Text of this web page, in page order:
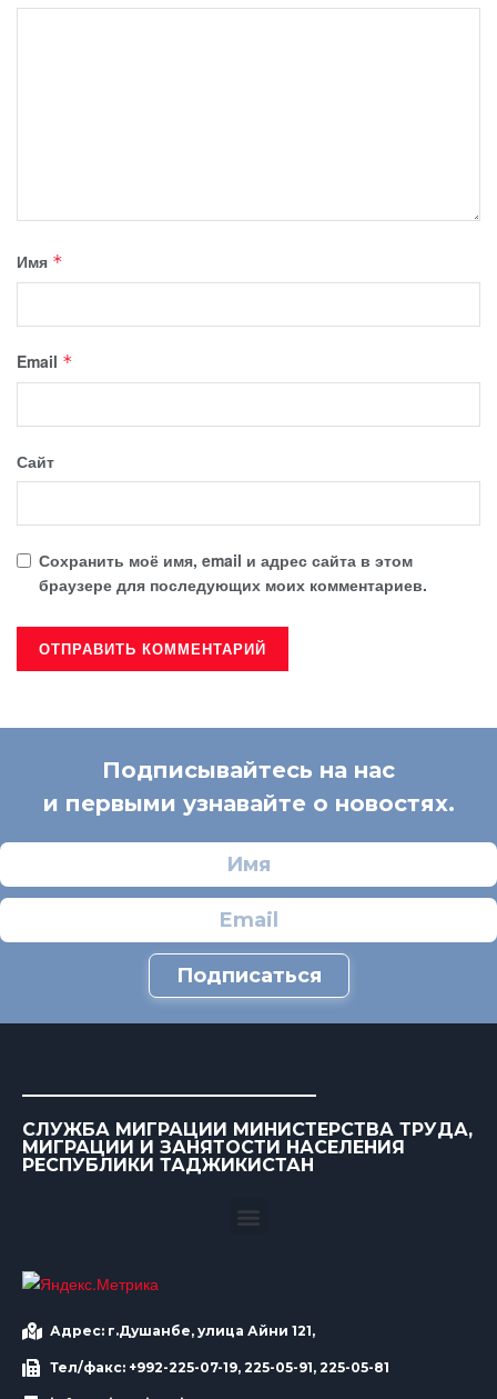
Имя *
Email *
Сайт
Сохранить моё имя, email и адрес сайта в этом
браузере для последующих моих комментариев.
Подписывайтесь на нас
и первыми узнавайте о новостях.
Подписаться
СЛУЖБА МИГРАЦИИ МИНИСТЕРСТВА ТРУДА,
МИГРАЦИИ И ЗАНЯТОСТИ НАСЕЛЕНИЯ
РЕСПУБЛИКИ ТАДЖИКИСТАН
Адрес: г.Душанбе, улица Айни 121,
Тел/факс: +992-225-07-19, 225-05-91, 225-05-81